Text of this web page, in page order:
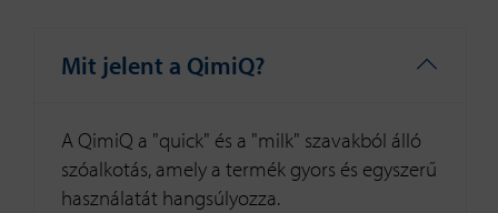
Mit jelent a QimiQ?
A QimiQ a "quick" és a "milk" szavakból álló
szóalkotás, amely a termék gyors és egyszerű
használatát hangsúlyozza.